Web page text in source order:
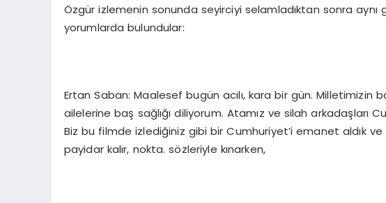
Özgür izlemenin sonunda seyirciyi selamladıktan sonra aynı
yorumlarda bulundular:
Ertan Saban: Maalesef bugün acılı, kara bir gün. Milletimizin
ailelerine baş sağlığı diliyorum. Atamız ve silah arkadaşları
Biz bu filmde izlediğiniz gibi bir Cumhuriyet’i emanet aldık
payidar kalır, nokta. sözleriyle kınarken,